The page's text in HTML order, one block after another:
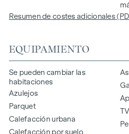
Resumen de costes adicionales
EQUIPAMIENTO
Se pueden cambiar las
habitaciones
Azulejos
Parquet
Calefacción urbana
Calefacción por suelo